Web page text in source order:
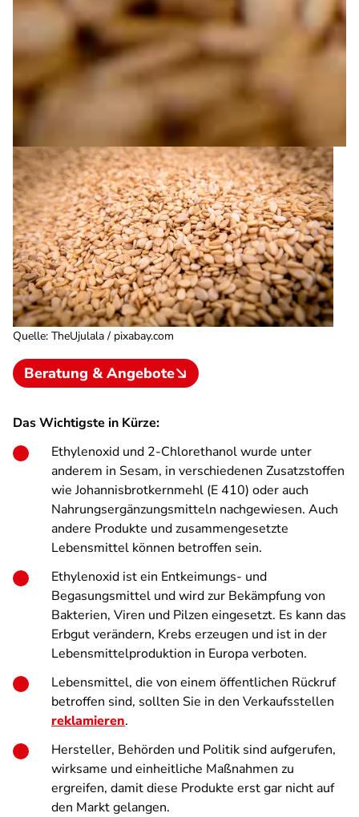
Quelle: TheUjulala / pixabay.com
Beratung & Angebote
Das Wichtigste in Kürze:
Ethylenoxid und 2-Chlorethanol wurde unter
anderem in Sesam, in verschiedenen Zusatzstoffen
wie Johannisbrotkernmehl (E 410) oder auch
Nahrungsergänzungsmitteln nachgewiesen. Auch
andere Produkte und zusammengesetzte
Lebensmittel können betroffen sein.
Ethylenoxid ist ein Entkeimungs- und
Begasungsmittel und wird zur Bekämpfung von
Bakterien, Viren und Pilzen eingesetzt. Es kann das
Erbgut verändern, Krebs erzeugen und ist in der
Lebensmittelproduktion in Europa verboten.
Lebensmittel, die von einem öffentlichen Rückruf
betroffen sind, sollten Sie in den Verkaufsstellen
reklamieren.
Hersteller, Behörden und Politik sind aufgerufen,
wirksame und einheitliche Maßnahmen zu
ergreifen, damit diese Produkte erst gar nicht auf
den Markt gelangen.